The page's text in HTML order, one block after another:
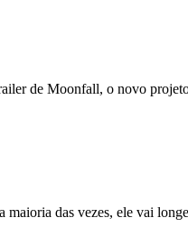
de Moonfall, o novo
das vezes, ele vai